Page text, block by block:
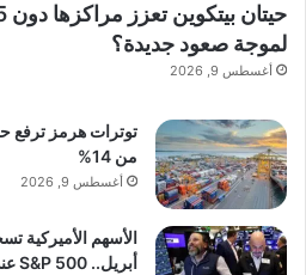
لموجة صعود جديدة؟
أغسطس 9, 2026
توترات هرمز ترفع
من 14%
أغسطس 9, 2026
الأسهم الأميركية
أبريل.. S&P 500 عند مستوى قياسي